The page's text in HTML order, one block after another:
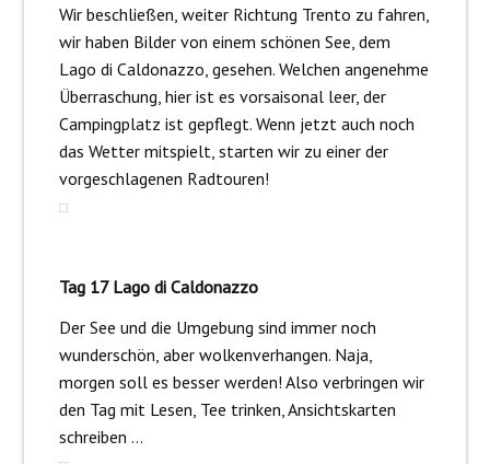
Wir beschließen, weiter Richtung Trento zu fahren,
wir haben Bilder von einem schönen See, dem
Lago di Caldonazzo, gesehen. Welchen angenehme
Überraschung, hier ist es vorsaisonal leer, der
Campingplatz ist gepflegt. Wenn jetzt auch noch
das Wetter mitspielt, starten wir zu einer der
vorgeschlagenen Radtouren!
Tag 17 Lago di Caldonazzo
Der See und die Umgebung sind immer noch
wunderschön, aber wolkenverhangen. Naja,
morgen soll es besser werden! Also verbringen wir
den Tag mit Lesen, Tee trinken, Ansichtskarten
schreiben …